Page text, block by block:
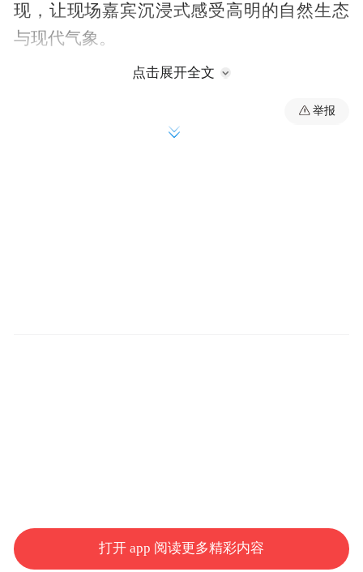
现，让现场嘉宾沉浸式感受高明的自然生态
与现代气象。
示，龙粤两省自2017年建立对口合作机制以
点击展开全文
举报
打开 app 阅读更多精彩内容